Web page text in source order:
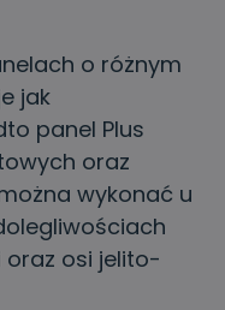
o różnym
jak
panel Plus
oraz
wykonać u
osi jelito-